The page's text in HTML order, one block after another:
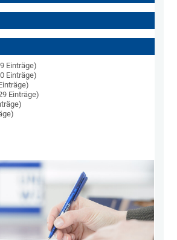
Einträge)
Einträge)
Einträge)